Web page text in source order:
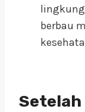
berbau
Setelah